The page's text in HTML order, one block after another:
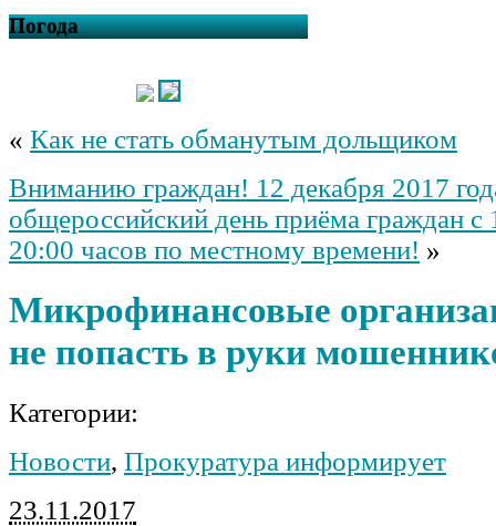
Погода
« Как не стать обманутым дольщиком
Вниманию граждан! 12 декабря 2017
общероссийский день приёма граждан с
20:00 часов по местному времени! »
Микрофинансовые
не попасть в руки
Категории:
Новости, Прокуратура информирует
23.11.2017